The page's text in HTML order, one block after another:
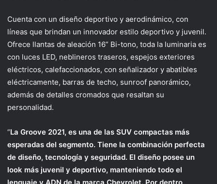
Cuenta con un diseño deportivo y aerodinámico, con
líneas que brindan un innovador estilo deportivo y juvenil.
Ofrece llantas de aleación 16” Bi-tono, toda la luminaria es
con luces LED, neblineros traseros, espejos exteriores
eléctricos, calefaccionados, con señalizador y abatibles
eléctricamente, barras de techo, sunroof panorámico,
además de detalles cromados que resaltan su
personalidad.
“La Groove 2021, es una de las SUV compactas más
esperadas del segmento. Tiene la combinación perfecta
de diseño, tecnología y seguridad. El diseño posee un
look más juvenil y deportivo, manteniendo todo el